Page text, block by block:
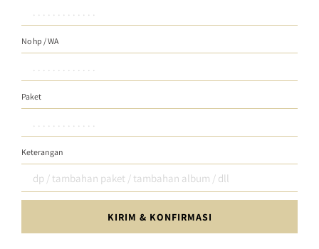
No hp / WA
Paket
Keterangan
KIRIM & KONFIRMASI